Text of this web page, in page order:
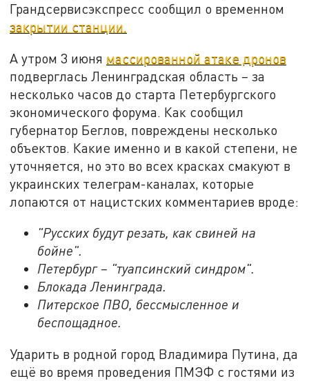
Грандсервисэкспресс сообщил о временном
закрытии станции.
А утром 3 июня массированной атаке дронов
подверглась Ленинградская область – за
несколько часов до старта Петербургского
экономического форума. Как сообщил
губернатор Беглов, повреждены несколько
объектов. Какие именно и в какой степени, не
уточняется, но это во всех красках смакуют в
украинских телеграм-каналах, которые
лопаются от нацистских комментариев вроде:
"Русских будут резать, как свиней на
бойне".
Петербург – "туапсинский синдром".
Блокада Ленинграда.
Питерское ПВО, бессмысленное и
беспощадное.
Ударить в родной город Владимира Путина, да
ещё во время проведения ПМЭФ с гостями из